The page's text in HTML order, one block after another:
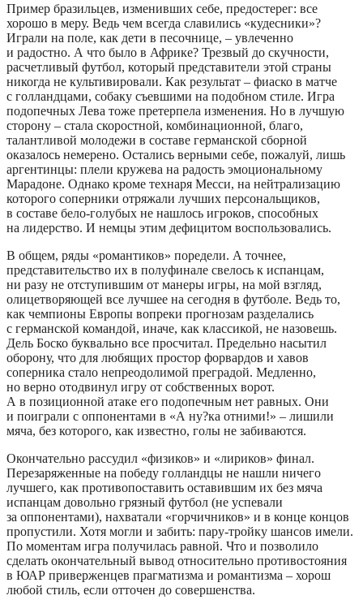
Пример бразильцев, изменивших себе, предостерег: все
хорошо в меру. Ведь чем всегда славились «кудесники»?
Играли на поле, как дети в песочнице, – увлеченно
и радостно. А что было в Африке? Трезвый до скучности,
расчетливый футбол, который представители этой страны
никогда не культивировали. Как результат – фиаско в матче
с голландцами, собаку съевшими на подобном стиле. Игра
подопечных Лева тоже претерпела изменения. Но в лучшую
сторону – стала скоростной, комбинационной, благо,
талантливой молодежи в составе германской сборной
оказалось немерено. Остались верными себе, пожалуй, лишь
аргентинцы: плели кружева на радость эмоциональному
Марадоне. Однако кроме технаря Месси, на нейтрализацию
которого соперники отряжали лучших персональщиков,
в составе бело-голубых не нашлось игроков, способных
на лидерство. И немцы этим дефицитом воспользовались.
В общем, ряды «романтиков» поредели. А точнее,
представительство их в полуфинале свелось к испанцам,
ни разу не отступившим от манеры игры, на мой взгляд,
олицетворяющей все лучшее на сегодня в футболе. Ведь то,
как чемпионы Европы вопреки прогнозам разделались
с германской командой, иначе, как классикой, не назовешь.
Дель Боско буквально все просчитал. Предельно насытил
оборону, что для любящих простор форвардов и хавов
соперника стало непреодолимой преградой. Медленно,
но верно отодвинул игру от собственных ворот.
А в позиционной атаке его подопечным нет равных. Они
и поиграли с оппонентами в «А ну?ка отними!» – лишили
мяча, без которого, как известно, голы не забиваются.
Окончательно рассудил «физиков» и «лириков» финал.
Перезаряженные на победу голландцы не нашли ничего
лучшего, как противопоставить оставившим их без мяча
испанцам довольно грязный футбол (не успевали
за оппонентами), нахватали «горчичников» и в конце концов
пропустили. Хотя могли и забить: пару-тройку шансов имели.
По моментам игра получилась равной. Что и позволило
сделать окончательный вывод относительно противостояния
в ЮАР приверженцев прагматизма и романтизма – хорош
любой стиль, если отточен до совершенства.